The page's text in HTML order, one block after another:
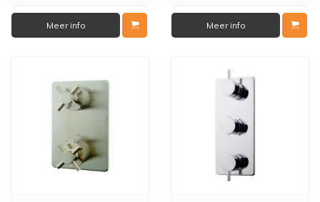
Meer info Meer info